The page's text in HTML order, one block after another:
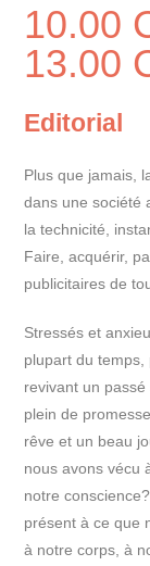
10.00
13.00
Editorial
Plus que jamais,
dans une société
la technicité,
Faire, acquérir,
publicitaires de
Stressés et
plupart du temps,
revivant un
plein de
rêve et un beau
nous avons vécu
notre
présent à ce que
à notre corps, à